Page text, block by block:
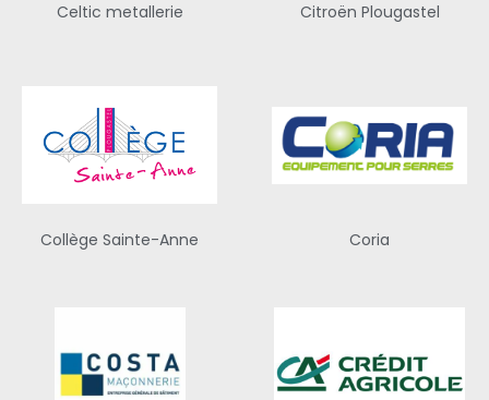
Celtic metallerie Citroën Plougastel
Collège Sainte-Anne Coria